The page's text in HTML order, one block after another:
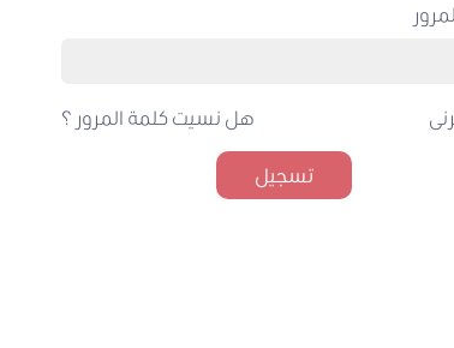
هل نسيت كلمة المرور ؟